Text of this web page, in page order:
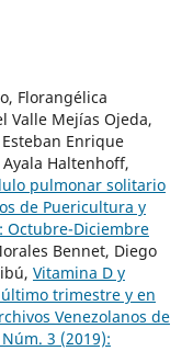
Florangélica
Valle Mejías Ojeda,
Enrique
Haltenhoff,
pulmonar solitario
de Puericultura y
Octubre-Diciembre
Bennet, Diego
Vitamina D y
trimestre y en
Venezolanos de
3 (2019):